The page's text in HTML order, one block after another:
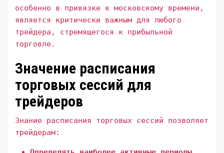
особенно в привязке к московскому времени,
является критически важным для любого
трейдера, стремящегося к прибыльной
торговле.
Значение расписания
торговых сессий для
трейдеров
Знание расписания торговых сессий позволяет
трейдерам: